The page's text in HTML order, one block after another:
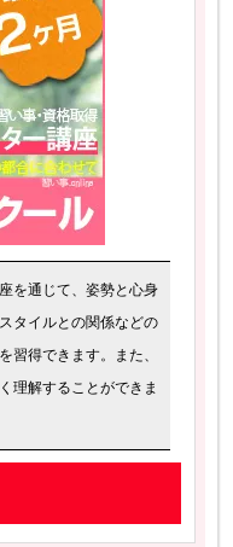
を通じて、姿勢と心身
タイルとの関係などの
習得できます。また、
理解することができま